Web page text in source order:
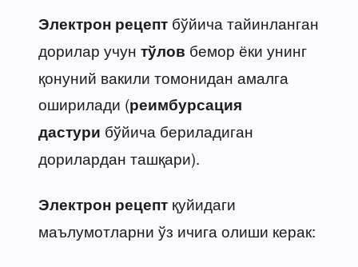
Электрон рецепт бўйича тайинланган
дорилар учун тўлов бемор ёки унинг
қонуний вакили томонидан амалга
оширилади (реимбурсация
дастури бўйича бериладиган
дорилардан ташқари).
Электрон рецепт қуйидаги
маълумотларни ўз ичига олиши керак: